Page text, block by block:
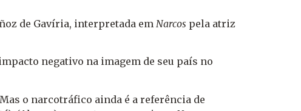
de Gavíria, interpretada em Narcos pela atriz
negativo na imagem de seu país no
o narcotráfico ainda é a referência de